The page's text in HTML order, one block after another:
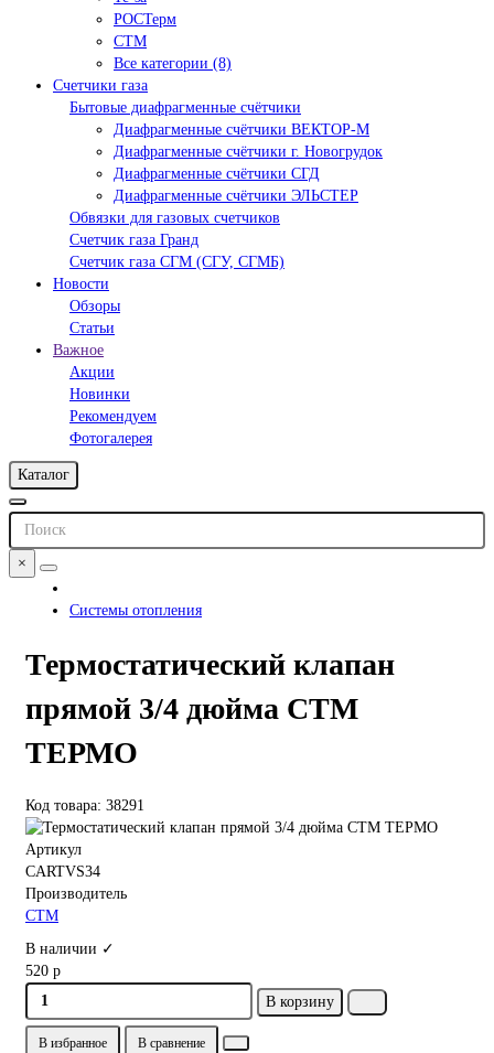
РОСТерм
СТМ
Все категории (8)
Счетчики газа
Бытовые диафрагменные счётчики
Диафрагменные счётчики ВЕКТОР-М
Диафрагменные счётчики г. Новогрудок
Диафрагменные счётчики СГД
Диафрагменные счётчики ЭЛЬСТЕР
Обвязки для газовых счетчиков
Счетчик газа Гранд
Счетчик газа СГМ (СГУ, СГМБ)
Новости
Обзоры
Статьи
Важное
Акции
Новинки
Рекомендуем
Фотогалерея
Каталог
×
Системы отопления
Термостатический клапан
прямой 3/4 дюйма СТМ
ТЕРМО
Код товара: 38291
Артикул
CARTVS34
Производитель
СТМ
В наличии ✓
520 р
В корзину
В избранное В сравнение